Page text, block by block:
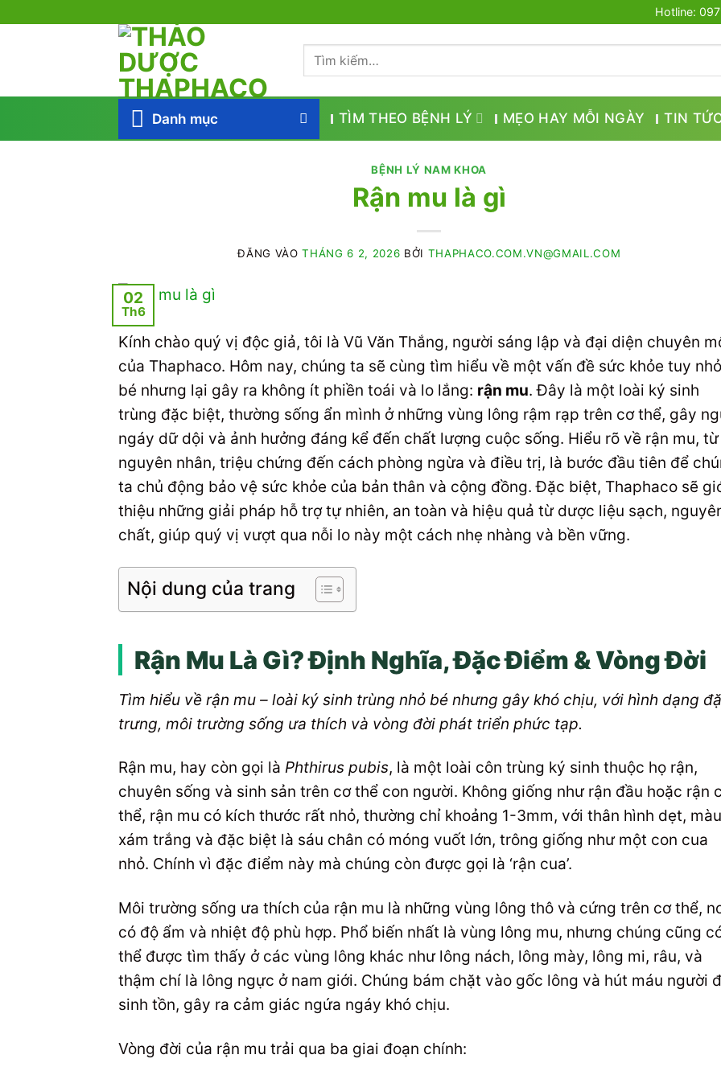
Hotline:
Tìm
Danh mục TÌM THEO BỆNH LÝ MẸO HAY MỖI NGÀY TIN
BỆNH LÝ NAM KHOA
Rận mu là gì
ĐĂNG VÀOTHÁNG 6 2, 2026 BỞI THAPHACO.COM.VN@GMAIL.COM
02
Th6
Kính chào quý vị độc giả, tôi là Vũ Văn Thắng, người sáng lập và đại diện chuyên
của Thaphaco. Hôm nay, chúng ta sẽ cùng tìm hiểu về một vấn đề sức khỏe tuy nhỏ
bé nhưng lại gây ra không ít phiền toái và lo lắng: rận mu. Đây là một loài ký sinh
trùng đặc biệt, thường sống ẩn mình ở những vùng lông rậm rạp trên cơ thể, gây
ngáy dữ dội và ảnh hưởng đáng kể đến chất lượng cuộc sống. Hiểu rõ về rận mu, từ
nguyên nhân, triệu chứng đến cách phòng ngừa và điều trị, là bước đầu tiên để
ta chủ động bảo vệ sức khỏe của bản thân và cộng đồng. Đặc biệt, Thaphaco sẽ
thiệu những giải pháp hỗ trợ tự nhiên, an toàn và hiệu quả từ dược liệu sạch,
chất, giúp quý vị vượt qua nỗi lo này một cách nhẹ nhàng và bền vững.
Nội dung của trang
Rận Mu Là Gì? Định Nghĩa, Đặc Điểm & Vòng Đời
Tìm hiểu về rận mu – loài ký sinh trùng nhỏ bé nhưng gây khó chịu, với hình dạng
trưng, môi trường sống ưa thích và vòng đời phát triển phức tạp.
Rận mu, hay còn gọi là Phthirus pubis, là một loài côn trùng ký sinh thuộc họ rận,
chuyên sống và sinh sản trên cơ thể con người. Không giống như rận đầu hoặc rận
thể, rận mu có kích thước rất nhỏ, thường chỉ khoảng 1-3mm, với thân hình dẹt, màu
xám trắng và đặc biệt là sáu chân có móng vuốt lớn, trông giống như một con cua
nhỏ. Chính vì đặc điểm này mà chúng còn được gọi là ‘rận cua’.
Môi trường sống ưa thích của rận mu là những vùng lông thô và cứng trên cơ thể,
có độ ẩm và nhiệt độ phù hợp. Phổ biến nhất là vùng lông mu, nhưng chúng cũng
thể được tìm thấy ở các vùng lông khác như lông nách, lông mày, lông mi, râu, và
thậm chí là lông ngực ở nam giới. Chúng bám chặt vào gốc lông và hút máu người
sinh tồn, gây ra cảm giác ngứa ngáy khó chịu.
Vòng đời của rận mu trải qua ba giai đoạn chính: